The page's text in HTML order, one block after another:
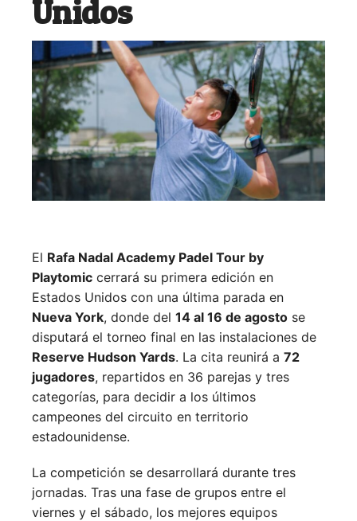
Unidos
El Rafa Nadal Academy Padel Tour by
Playtomic cerrará su primera edición en
Estados Unidos con una última parada en
Nueva York, donde del 14 al 16 de agosto se
disputará el torneo final en las instalaciones de
Reserve Hudson Yards. La cita reunirá a 72
jugadores, repartidos en 36 parejas y tres
categorías, para decidir a los últimos
campeones del circuito en territorio
estadounidense.
La competición se desarrollará durante tres
jornadas. Tras una fase de grupos entre el
viernes y el sábado, los mejores equipos